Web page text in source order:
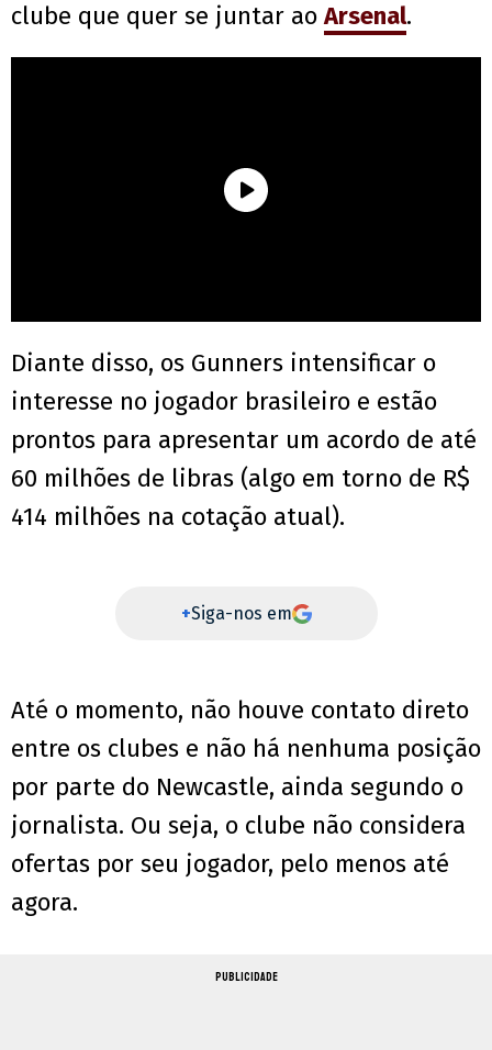
clube que quer se juntar aoArsenal.
Diante disso, os Gunners intensificar o
interesse no jogador brasileiro e estão
prontos para apresentar um acordo de até
60 milhões de libras (algo em torno de R$
414 milhões na cotação atual).
+Siga-nos em
Até o momento, não houve contato direto
entre os clubes e não há nenhuma posição
por parte do Newcastle, ainda segundo o
jornalista. Ou seja, o clube não considera
ofertas por seu jogador, pelo menos até
agora.
PUBLICIDADE